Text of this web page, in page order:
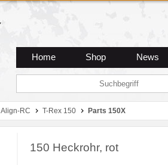
Home Shop News
Align-RC T-Rex 150 Parts 150X
150 Heckrohr, rot